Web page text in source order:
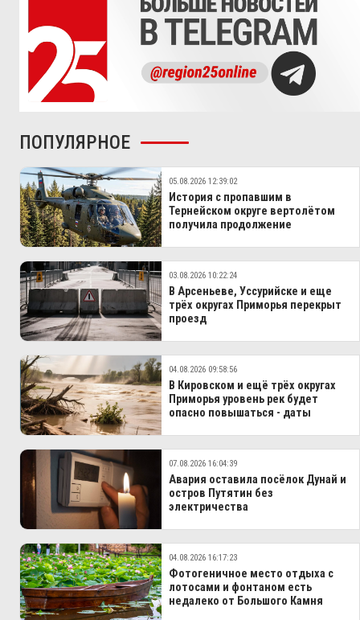
ПОПУЛЯРНОЕ
05.08.2026 12:39:02
История с пропавшим в
Тернейском округе вертолётом
получила продолжение
03.08.2026 10:22:24
В Арсеньеве, Уссурийске и еще
трёх округах Приморья перекрыт
проезд
04.08.2026 09:58:56
В Кировском и ещё трёх округах
Приморья уровень рек будет
опасно повышаться - даты
07.08.2026 16:04:39
Авария оставила посёлок Дунай и
остров Путятин без
электричества
04.08.2026 16:17:23
Фотогеничное место отдыха с
лотосами и фонтаном есть
недалеко от Большого Камня